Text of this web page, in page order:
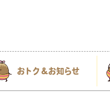
おトク＆お知らせ